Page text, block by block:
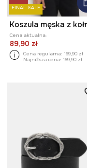
FINAL SALE
Cena aktualna:
89,90 zł
Cena regularna: 169,90 zł
Najniższa cena: 169,90 zł